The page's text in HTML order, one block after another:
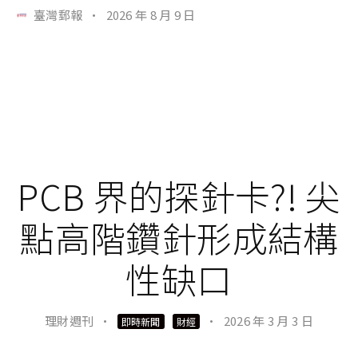
臺灣郵報 · 2026 年 8 月 9 日
PCB 界的探針卡?! 尖
點高階鑽針形成結構
性缺口
理財週刊 · 即時新聞 財經 · 2026 年 3 月 3 日